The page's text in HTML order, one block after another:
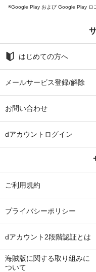
Google Play および Google Play ロ
はじめての方へ
メールサービス登録/解除
お問い合わせ
dアカウントログイン
ご利用規約
プライバシーポリシー
dアカウント2段階認証とは
海賊版に関する取り組みに
ついて